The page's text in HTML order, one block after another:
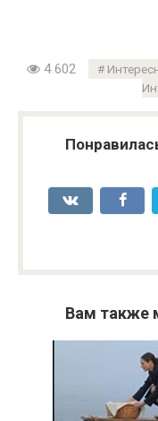
4 602
Вам также